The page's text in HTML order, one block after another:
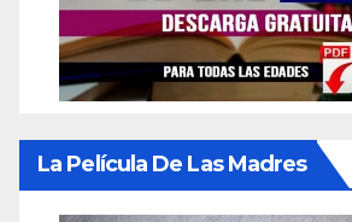
La Película De Las Madres